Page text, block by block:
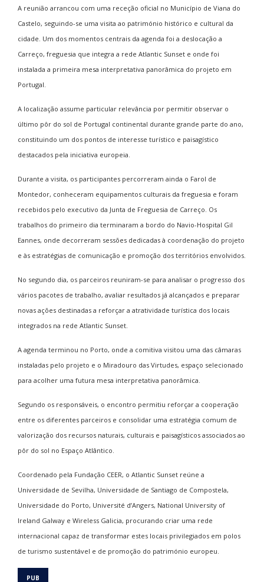
A reunião arrancou com uma receção oficial no Município de Viana do
Castelo, seguindo-se uma visita ao património histórico e cultural da
cidade. Um dos momentos centrais da agenda foi a deslocação a
Carreço, freguesia que integra a rede Atlantic Sunset e onde foi
instalada a primeira mesa interpretativa panorâmica do projeto em
Portugal.
A localização assume particular relevância por permitir observar o
último pôr do sol de Portugal continental durante grande parte do ano,
constituindo um dos pontos de interesse turístico e paisagístico
destacados pela iniciativa europeia.
Durante a visita, os participantes percorreram ainda o Farol de
Montedor, conheceram equipamentos culturais da freguesia e foram
recebidos pelo executivo da Junta de Freguesia de Carreço. Os
trabalhos do primeiro dia terminaram a bordo do Navio-Hospital Gil
Eannes, onde decorreram sessões dedicadas à coordenação do projeto
e às estratégias de comunicação e promoção dos territórios envolvidos.
No segundo dia, os parceiros reuniram-se para analisar o progresso dos
vários pacotes de trabalho, avaliar resultados já alcançados e preparar
novas ações destinadas a reforçar a atratividade turística dos locais
integrados na rede Atlantic Sunset.
A agenda terminou no Porto, onde a comitiva visitou uma das câmaras
instaladas pelo projeto e o Miradouro das Virtudes, espaço selecionado
para acolher uma futura mesa interpretativa panorâmica.
Segundo os responsáveis, o encontro permitiu reforçar a cooperação
entre os diferentes parceiros e consolidar uma estratégia comum de
valorização dos recursos naturais, culturais e paisagísticos associados ao
pôr do sol no Espaço Atlântico.
Coordenado pela Fundação CEER, o Atlantic Sunset reúne a
Universidade de Sevilha, Universidade de Santiago de Compostela,
Universidade do Porto, Université d’Angers, National University of
Ireland Galway e Wireless Galicia, procurando criar uma rede
internacional capaz de transformar estes locais privilegiados em polos
de turismo sustentável e de promoção do património europeu.